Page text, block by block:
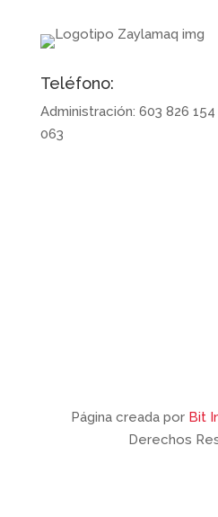
Teléfono:
Administración: 603 826
063
Página creada por Bit
Derechos